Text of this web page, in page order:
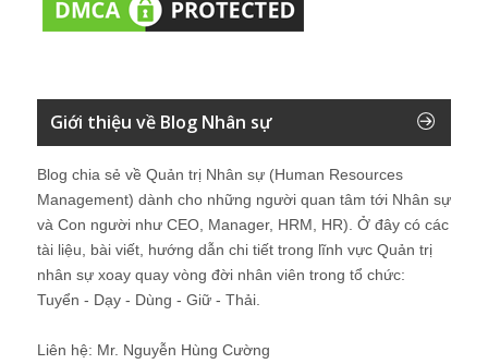
Giới thiệu về Blog Nhân sự
Blog chia sẻ về Quản trị Nhân sự (Human Resources
Management) dành cho những người quan tâm tới Nhân sự
và Con người như CEO, Manager, HRM, HR). Ở đây có các
tài liệu, bài viết, hướng dẫn chi tiết trong lĩnh vực Quản trị
nhân sự xoay quay vòng đời nhân viên trong tổ chức:
Tuyển - Dạy - Dùng - Giữ - Thải.
Liên hệ: Mr. Nguyễn Hùng Cường